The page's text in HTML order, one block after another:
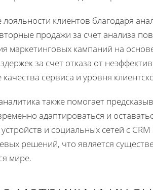
клиентов благодаря
продажи за счет анализа
маркетинговых кампаний на
за счет отказа от
сервиса и уровня
также помогает
адаптироваться и
и социальных сетей с
решений, что является
мире.